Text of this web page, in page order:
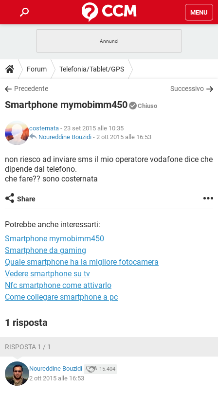
MENU
INTRATTENIMENTO ANDROID
iOS
INSTAGRAM WHATSAPP
HARDWARE
GUIDE
COVID-19 GAMING
INSTAGRAM WHATSAPP
TIKTOK
HARDWARE
DOWNLOAD
COVID-19 GAMING
iOS WINDOWS 10
INSTAGRAM
TIKTOK
COVID-19 GAMING
INTRATTENIMENTO
iOS WINDOWS 10
INSTAGRAM
TIKTOK
GLOSSARIO
COVID-19
INTRATTENIMENTO
INSTAGRAM
TIKTOK
HARDWARE
Forum Telefonia/Tablet/GPS
Precedente Successivo
Smartphone mymobimm450 Chiuso
costernata - 23 set 2015 alle 10:35
Noureddine Bouzidi - 2 ott 2015 alle 16:53
non riesco ad inviare sms il mio operatore vodafone dice che
dipende dal telefono.
che fare?? sono costernata
Share
Potrebbe anche interessarti:
Smartphone mymobimm450
Smartphone da gaming
Quale smartphone ha la migliore fotocamera
Vedere smartphone su tv
Nfc smartphone come attivarlo
Come collegare smartphone a pc
1 risposta
RISPOSTA 1 / 1
Noureddine Bouzidi 15.404
2 ott 2015 alle 16:53